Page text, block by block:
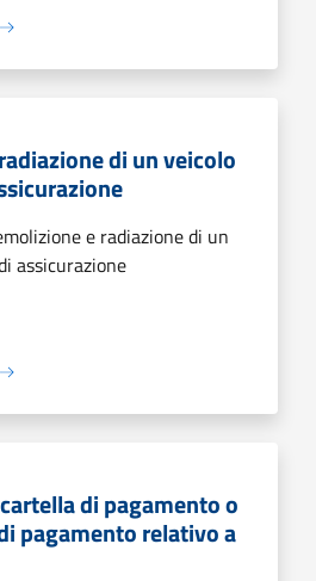
di un veicolo
e radiazione di un
assicurazione
di pagamento o
pagamento relativo a